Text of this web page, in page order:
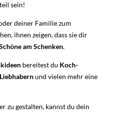
sein!
deiner Familie zum
ihnen zeigen, dass sie dir
am Schenken.
bereitest du Koch-
und vielen mehr eine
zu gestalten, kannst du dein